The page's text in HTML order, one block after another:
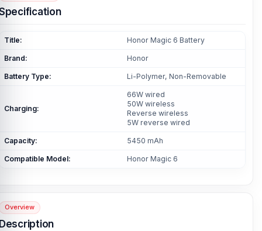
Title: Honor Magic 6 Battery
Brand: Honor
Battery Type: Li-Polymer, Non-Removable
Charging:
66W wired
50W wireless
Reverse wireless
5W reverse wired
Capacity: 5450 mAh
Compatible Model: Honor Magic 6
Overview